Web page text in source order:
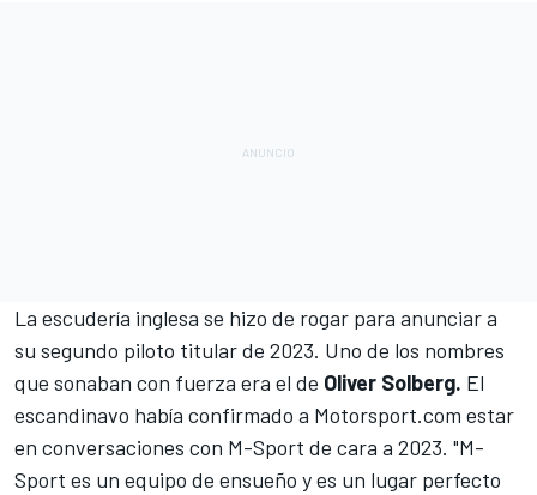
La escudería inglesa se hizo de rogar para anunciar a
su segundo piloto titular de 2023. Uno de los nombres
que sonaban con fuerza era el de Oliver Solberg. El
escandinavo había confirmado a Motorsport.com estar
en conversaciones con M-Sport de cara a 2023. "M-
Sport es un equipo de ensueño y es un lugar perfecto